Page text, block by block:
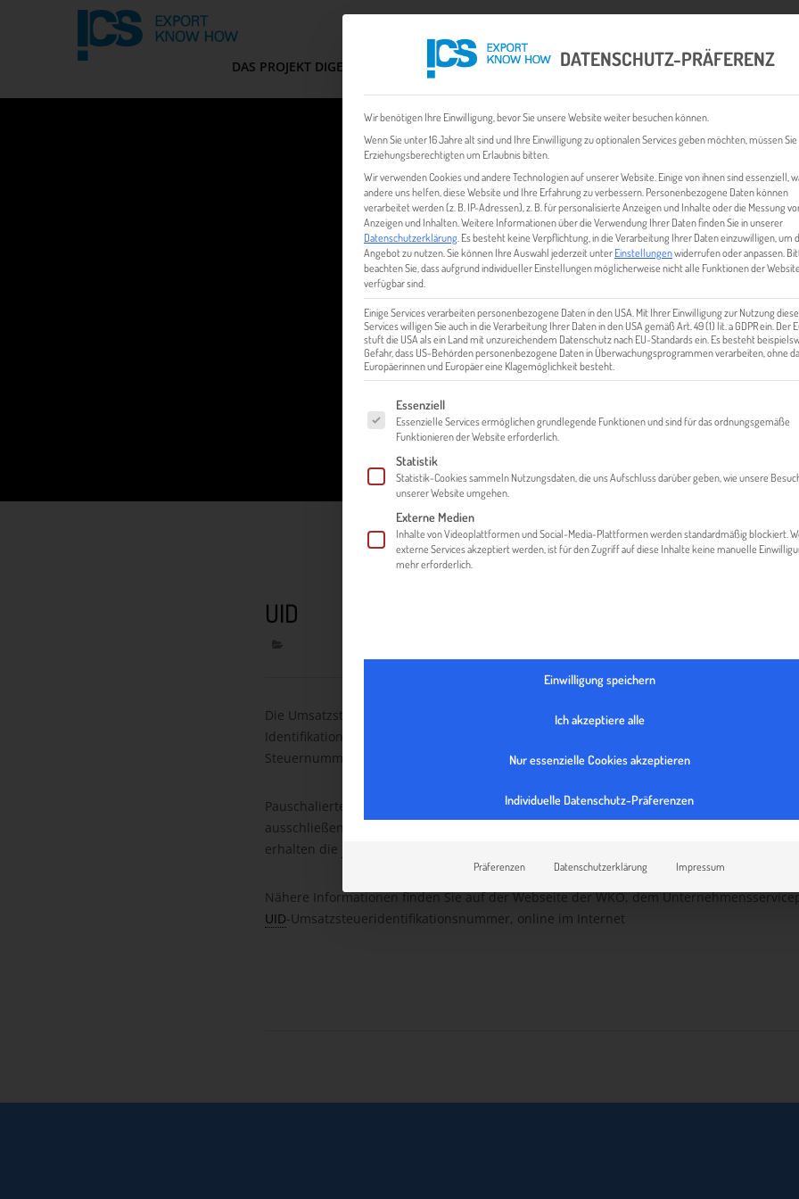
DAS PROJEKT DIGEM FIT CHECK EXPORT BUSINESS PLÄNE EVENTS & NEWS INHALT
UID
UID
Die Umsatzsteueridentifikationsnummer (
-Nummer) ist eine spezielle
Identifikation gegenüber anderen Unternehmen dient und die Unternehmern im Zuge
Steuernummer vom zuständigen Finanzamt zugeteilt wird.
Pauschalierte Land- und Forstwirte, Unternehmen, die nur Umsätze ausführen, die den
ausschließen (z. B Kleinunternehmer) und Juristische Personen, die keine
erhalten die
Nähere Informationen finden Sie auf der Webseite der WKO, dem
UID-Umsatzsteueridentifikationsnummer, online im Internet
DATENSCHUTZ-PRÄFERENZ
Wir benötigen Ihre Einwilligung, bevor Sie unsere Website weiter besuchen können.
Wenn Sie unter 16 Jahre alt sind und Ihre Einwilligung zu optionalen Services geben möchten, müssen
Erziehungsberechtigten um Erlaubnis bitten.
Wir verwenden Cookies und andere Technologien auf unserer Website. Einige von ihnen sind essenziell,
andere uns helfen, diese Website und Ihre Erfahrung zu verbessern. Personenbezogene Daten können
verarbeitet werden (z. B. IP-Adressen), z. B. für personalisierte Anzeigen und Inhalte oder die Messung
Anzeigen und Inhalten. Weitere Informationen über die Verwendung Ihrer Daten finden Sie in unserer
Datenschutzerklärung Es besteht keine Verpflichtung, in die Verarbeitung Ihrer Daten einzuwilligen, um
Angebot zu nutzen. Sie können Ihre Auswahl jederzeit unterEinstellungenwiderrufen oder anpassen.
beachten Sie, dass aufgrund individueller Einstellungen möglicherweise nicht alle Funktionen der Website
verfügbar sind.
Einige Services verarbeiten personenbezogene Daten in den USA. Mit Ihrer Einwilligung zur Nutzung
Services willigen Sie auch in die Verarbeitung Ihrer Daten in den USA gemäß Art. 49 (1) lit. a GDPR ein. Der
stuft die USA als ein Land mit unzureichendem Datenschutz nach EU-Standards ein. Es besteht
Gefahr, dass US-Behörden personenbezogene Daten in Überwachungsprogrammen verarbeiten, ohne
Europäerinnen und Europäer eine Klagemöglichkeit besteht.
Es folgt eine Liste der Service-Gruppen, für die eine Einwilligung erteilt werden
Essenziell
Essenzielle Services ermöglichen grundlegende Funktionen und sind für das ordnungsgemäße
Funktionieren der Website erforderlich.
Statistik
Statistik-Cookies sammeln Nutzungsdaten, die uns Aufschluss darüber geben, wie unsere
unserer Website umgehen.
Externe Medien
Inhalte von Videoplattformen und Social-Media-Plattformen werden standardmäßig blockiert.
externe Services akzeptiert werden, ist für den Zugriff auf diese Inhalte keine manuelle
mehr erforderlich.
Einwilligung speichern
Ich akzeptiere alle
Nur essenzielle Cookies akzeptieren
Individuelle Datenschutz-Präferenzen
Präferenzen Datenschutzerklärung Impressum